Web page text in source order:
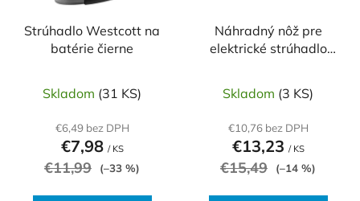
Strúhadlo Westcott na
batérie čierne
Skladom (31 KS)
€6,49 bez DPH
€7,98 / KS
€11,99 (–33 %)
Náhradný nôž pre
elektrické strúhadlo
Skladom (3 KS)
€10,76 bez DPH
€13,23 / KS
€15,49 (–14 %)